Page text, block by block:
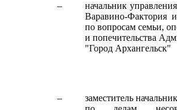
–
начальник
Варавино-Фактория
по вопросам семьи,
и попечительства
"Город Архангельск"
–
заместитель